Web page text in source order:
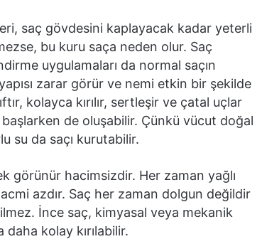
saç gövdesini kaplayacak kadar yeterli
bu kuru saça neden olur. Saç
uygulamaları da normal saçın
zarar görür ve nemi etkin bir şekilde
kolayca kırılır, sertleşir ve çatal uçlar
de oluşabilir. Çünkü vücut doğal
su da saçı kurutabilir.
görünür hacimsizdir. Her zaman yağlı
azdır. Saç her zaman dolgun değildir
İnce saç, kimyasal veya mekanik
kolay kırılabilir.